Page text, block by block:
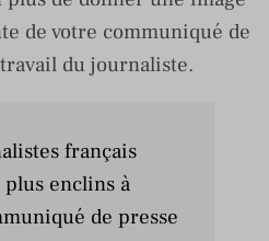
de votre communiqué de
du journaliste.
français
enclins à
de presse